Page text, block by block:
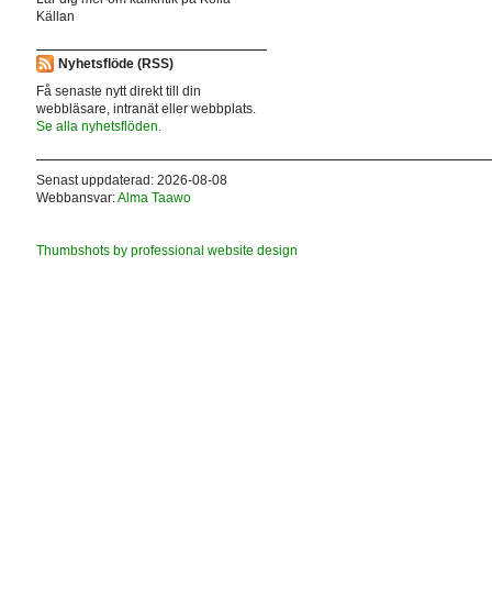
Källan
Nyhetsflöde (RSS)
Få senaste nytt direkt till din
webbläsare, intranät eller webbplats.
Se alla nyhetsflöden.
Senast uppdaterad: 2026-08-08
Webbansvar:Alma Taawo
Thumbshots by professional website design